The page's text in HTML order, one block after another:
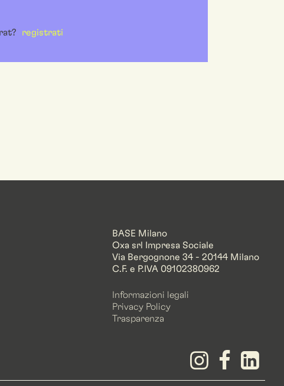
registrati
BASE Milano
Oxa srl Impresa Sociale
Via Bergognone 34 - 20144 Milano
C.F. e P.IVA 09102380962
Informazioni legali
Privacy Policy
Trasparenza